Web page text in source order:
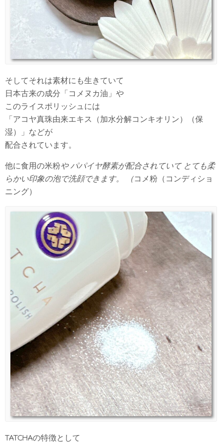
そしてそれは素材にも生きていて
日本古来の成分「コメヌカ油」や
このライスポリッシュには
「アコヤ真珠由来エキス（加水分解コンキオリン）（保
湿）」などが
配合されています。
他に食用の米粉や パパイヤ酵素が配合されていて とても柔
らかい印象の泡で洗顔できます。 （コメ粉（コンディショ
ニング）
TATCHAの特徴として